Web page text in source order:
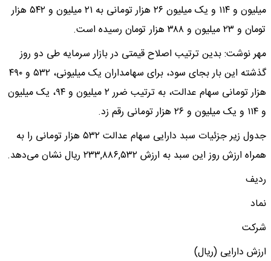
میلیون و ۱۱۴ و یک میلیون ۲۶ هزار تومانی به ۲۱ میلیون و ۵۴۲ هزار
تومان و ۲۳ میلیون و ۳۸۸ هزار تومان رسیده است.
مهر نوشت: بدین ترتیب اصلاح قیمتی در بازار سرمایه طی دو روز
گذشته این بار بجای سود، برای سهامداران یک میلیونی، ۵۳۲ و ۴۹۰
هزار تومانی سهام عدالت، به ترتیب ضرر ۲ میلیون و ۹۴، یک میلیون
و ۱۱۴ و یک میلیون و ۲۶ هزار تومانی رقم زد.
جدول زیر جزئیات سبد دارایی سهام عدالت ۵۳۲ هزار تومانی را به
همراه ارزش روز این سبد به ارزش ۲۳۳,۸۸۶,۵۳۲ ریال نشان می‌دهد.
ردیف
نماد
شرکت
ارزش دارایی (ریال)